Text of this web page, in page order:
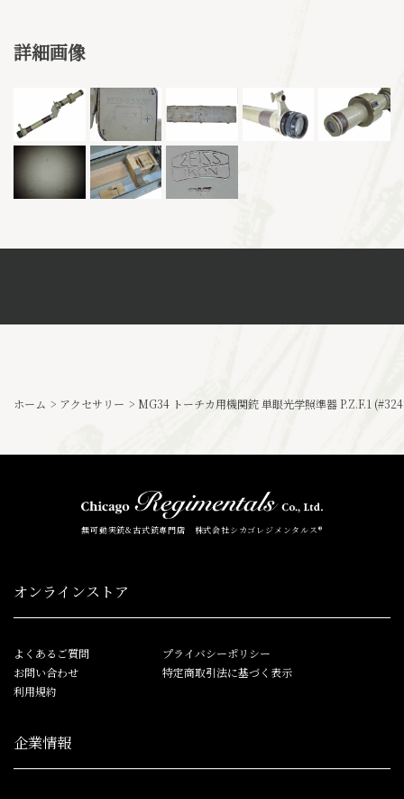
詳細画像
ホーム > アクセサリー > MG34 トーチカ用機関銃 単眼光学照準器 P.Z.F.1
無可動実銃&古式銃専門店 株式会社シカゴレジメンタルス®
オンラインストア
よくあるご質問
お問い合わせ
利用規約
プライバシーポリシー
特定商取引法に基づく表示
企業情報